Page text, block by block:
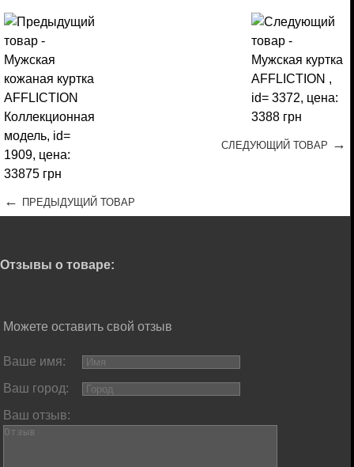
← ПРЕДЫДУЩИЙ ТОВАР
СЛЕДУЮЩИЙ ТОВАР →
Отзывы о товаре:
Можете оставить свой отзыв
Ваше имя:
Ваш город:
Ваш отзыв: